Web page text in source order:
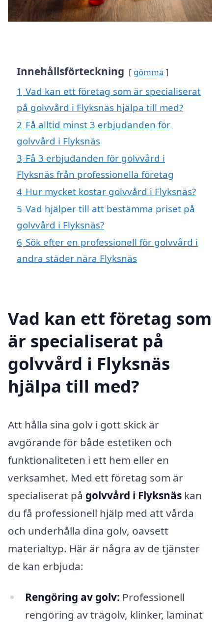
Innehållsförteckning gömma
1 Vad kan ett företag som är specialiserat
på golvvård i Flyksnäs hjälpa till med?
2 Få alltid minst 3 erbjudanden för
golvvård i Flyksnäs
3 Få 3 erbjudanden för golvvård i
Flyksnäs från professionella företag
4 Hur mycket kostar golvvård i Flyksnäs?
5 Vad hjälper till att bestämma priset på
golvvård i Flyksnäs?
6 Sök efter en professionell för golvvård i
andra städer nära Flyksnäs
Vad kan ett företag som
är specialiserat på
golvvård i Flyksnäs
hjälpa till med?
Att hålla sina golv i gott skick är
avgörande för både estetiken och
funktionaliteten i ett hem eller en
verksamhet. Med ett företag som är
specialiserat på golvvård i Flyksnäs kan
du få professionell hjälp med att vårda
och underhålla dina golv, oavsett
materialtyp. Här är några av de tjänster
de kan erbjuda:
Rengöring av golv: Professionell
rengöring av trägolv, klinker, laminat